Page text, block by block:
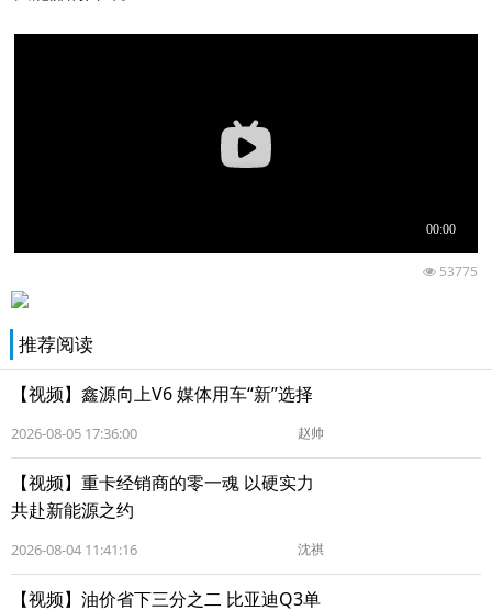
53775
推荐阅读
【视频】鑫源向上V6 媒体用车“新”选择
2026-08-05 17:36:00 赵帅
【视频】重卡经销商的零一魂 以硬实力
共赴新能源之约
2026-08-04 11:41:16 沈祺
【视频】油价省下三分之二 比亚迪Q3单